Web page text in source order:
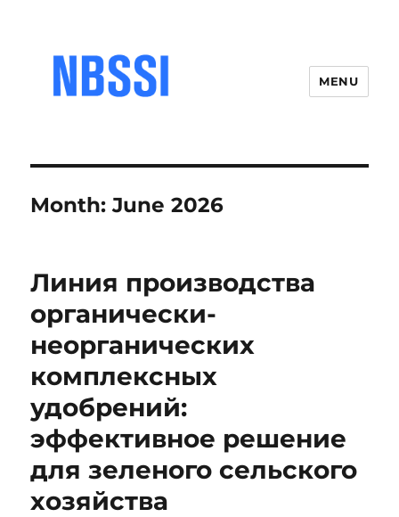
MENU
Month:June 2026
Линия производства
органически-
неорганических
комплексных
удобрений:
эффективное решение
для зеленого сельского
хозяйства